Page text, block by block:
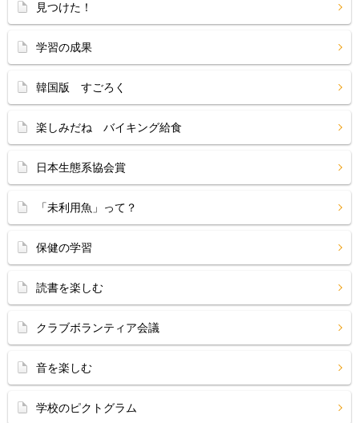
見つけた！
学習の成果
韓国版 すごろく
楽しみだね バイキング給食
日本生態系協会賞
「未利用魚」って？
保健の学習
読書を楽しむ
クラブボランティア会議
音を楽しむ
学校のピクトグラム